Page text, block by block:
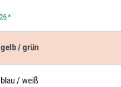
*
gelb / grün
blau / weiß